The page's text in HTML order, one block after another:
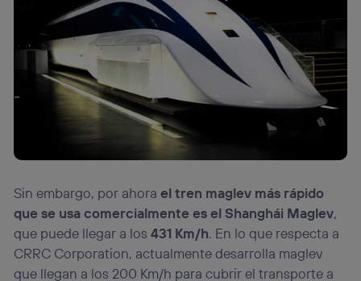
Sin embargo, por ahorael tren maglev más rápido
que se usa comercialmente es el Shanghái Maglev,
que puede llegar a los431 Km/h. En lo que respecta a
CRRC Corporation, actualmente desarrolla maglev
que llegan a los 200 Km/h para cubrir el transporte a